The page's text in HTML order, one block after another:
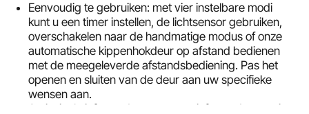
Eenvoudig te gebruiken: met vier instelbare modi
kunt u een timer instellen, de lichtsensor gebruiken,
overschakelen naar de handmatige modus of onze
automatische kippenhokdeur op afstand bedienen
met de meegeleverde afstandsbediening. Pas het
openen en sluiten van de deur aan uw specifieke
wensen aan.
Anti-pinch-infraroodsensor: onze infraroodsensor is